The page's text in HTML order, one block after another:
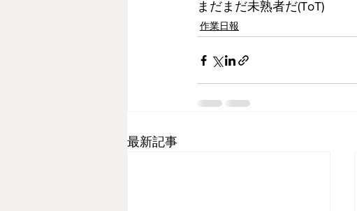
まだまだ未熟者だ(ToT)
作業日報
最新記事